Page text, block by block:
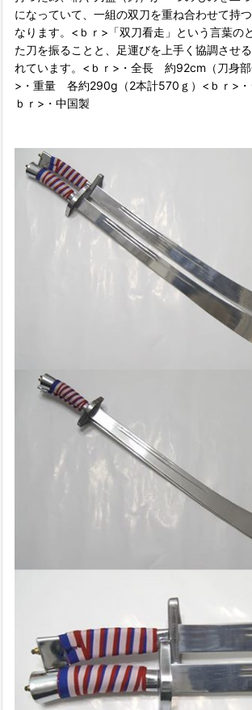
になっていて、一組の双刀を重ね合わせて持
なります。<ｂｒ>「双刀看走」という言葉の
た刀を振ることと、足運びを上手く協調させ
れています。<ｂｒ>・全長 約92cm（刀身部
>・重量 各約290g（2本計570ｇ）<ｂｒ>・
ｂｒ>・中国製